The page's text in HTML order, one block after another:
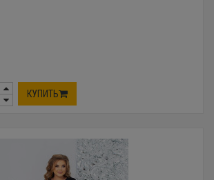
КУПИТЬ